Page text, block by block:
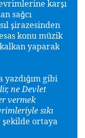
karşı
sağcı
şirazesinden
konu müzik
yaparak
yazdığım gibi
ne Devlet
vermek
sıkı
şekilde ortaya